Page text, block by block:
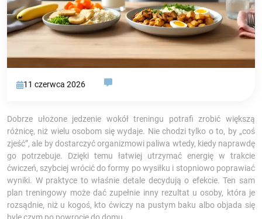
11 czerwca 2026
Dobrze ułożone jedzenie wokół treningu potrafi zrobić większą
różnicę, niż wielu osobom się wydaje. Nie chodzi tylko o to, by „coś
zjeść”, ale by dostarczyć organizmowi paliwa wtedy, kiedy naprawdę
go potrzebuje. Dzięki temu łatwiej utrzymać energię w trakcie
ćwiczeń, szybciej wrócić do formy po wysiłku i stopniowo poprawiać
wyniki. W praktyce to właśnie detale decydują o efekcie. Ten sam
plan treningowy może dać zupełnie inny rezultat u osoby, która je
rozsądnie, niż u kogoś, kto ćwiczy na pustym baku albo objada się